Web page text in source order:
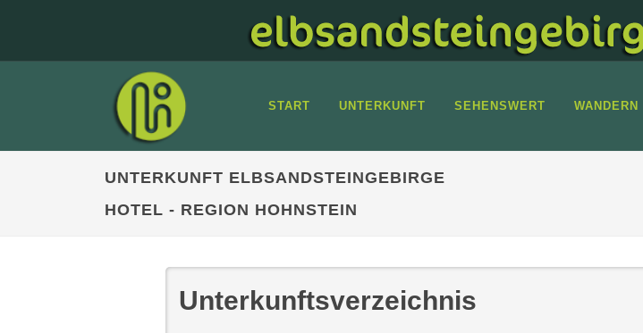
START UNTERKUNFT SEHENSWERT WANDERN
UNTERKUNFT ELBSANDSTEINGEBIRGE
HOTEL - REGION HOHNSTEIN
Unterkunftsverzeichnis